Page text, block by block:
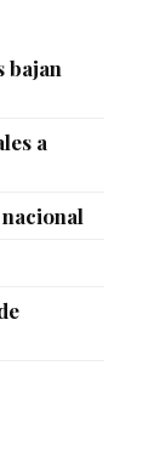
bajan
a